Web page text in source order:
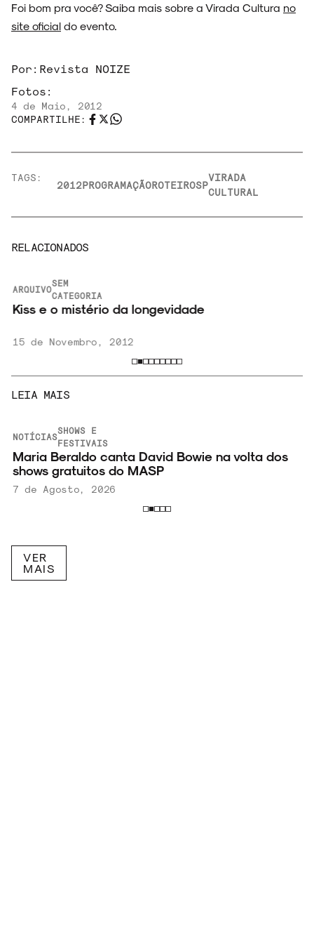
Foi bom pra você? Saiba mais sobre a Virada Cultura no
site oficial do evento.
Por: Revista NOIZE
Fotos:
4 de Maio, 2012
COMPARTILHE:
TAGS:
2012PROGRAMAÇÃOROTEIROSP
VIRADA
CULTURAL
RELACIONADOS
ARQUIVO
SEM
CATEGORIA
Kiss e o mistério da longevidade
15 de Novembro, 2012
LEIA MAIS
NOTÍCIAS
SHOWS E
FESTIVAIS
Maria Beraldo canta David Bowie na volta dos
shows gratuitos do MASP
7 de Agosto, 2026
VER
MAIS